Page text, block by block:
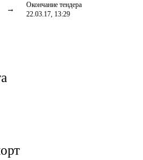
Окончание тендера
22.03.17, 13:29